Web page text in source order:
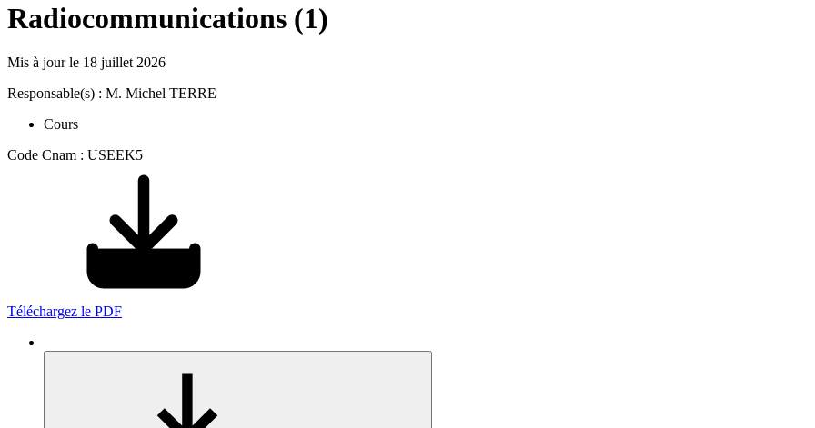
Radiocommunications (1)
Mis à jour le 18 juillet 2026
Responsable(s) : M. Michel TERRE
Cours
Code Cnam : USEEK5
Téléchargez le PDF